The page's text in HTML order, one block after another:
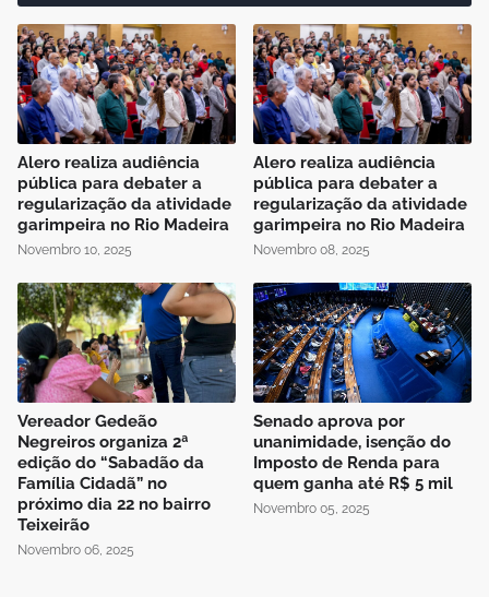
Alero realiza audiência
pública para debater a
regularização da atividade
garimpeira no Rio Madeira
Novembro 10, 2025
Alero realiza audiência
pública para debater a
regularização da atividade
garimpeira no Rio Madeira
Novembro 08, 2025
Vereador Gedeão
Negreiros organiza 2ª
edição do “Sabadão da
Família Cidadã” no
próximo dia 22 no bairro
Teixeirão
Novembro 06, 2025
Senado aprova por
unanimidade, isenção do
Imposto de Renda para
quem ganha até R$ 5 mil
Novembro 05, 2025